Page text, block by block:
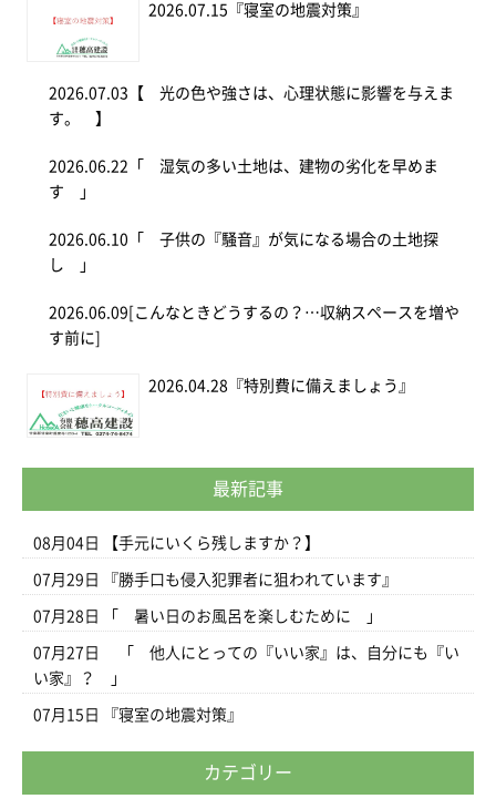
2026.07.15 『寝室の地震対策』
2026.07.03 【 光の色や強さは、心理状態に影響を与えま
す。 】
2026.06.22 「 湿気の多い土地は、建物の劣化を早めま
す 」
2026.06.10 「 子供の『騒音』が気になる場合の土地探
し 」
2026.06.09 [こんなときどうするの？…収納スペースを増や
す前に]
2026.04.28 『特別費に備えましょう』
最新記事
08月04日 【手元にいくら残しますか？】
07月29日 『勝手口も侵入犯罪者に狙われています』
07月28日 「 暑い日のお風呂を楽しむために 」
07月27日
「 他人にとっての『いい家』は、自分にも『い
い家』？ 」
07月15日 『寝室の地震対策』
カテゴリー